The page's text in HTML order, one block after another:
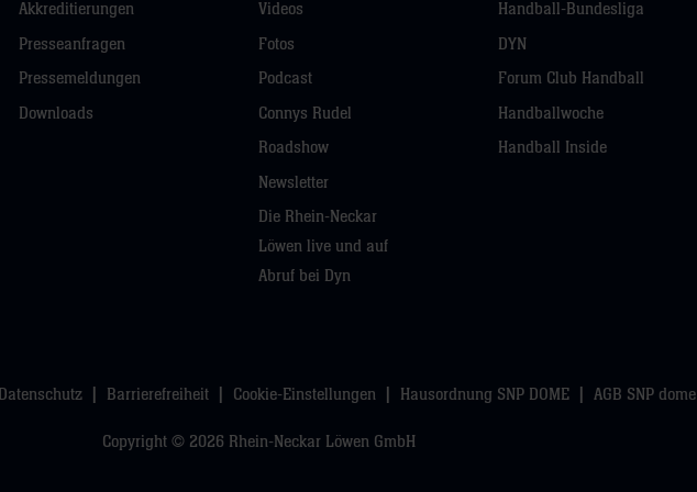
Akkreditierungen
Presseanfragen
Pressemeldungen
Downloads
Videos
Fotos
Podcast
Connys Rudel
Roadshow
Newsletter
Die Rhein-Neckar
Löwen live und auf
Abruf bei Dyn
Handball-Bundesliga
DYN
Forum Club Handball
Handballwoche
Handball Inside
Datenschutz Barrierefreiheit Cookie-Einstellungen Hausordnung SNP DOME AGB SNP dome
Copyright © 2026 Rhein-Neckar Löwen GmbH